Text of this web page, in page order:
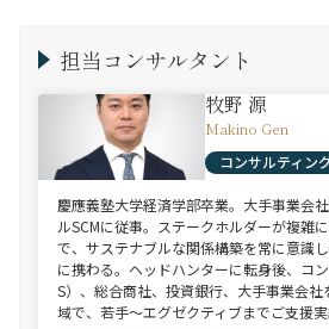
担当コンサルタント
牧野 源
Makino Gen
コンサルティン
慶應義塾大学経済学部卒業。大手事業会
ルSCMに従事。ステークホルダーが複雑
で、サステナブルな関係構築を常に意識
に携わる。ヘッドハンターに転身後、コ
S）、総合商社、投資銀行、大手事業会
域で、若手～エグゼクティブまでご支援実